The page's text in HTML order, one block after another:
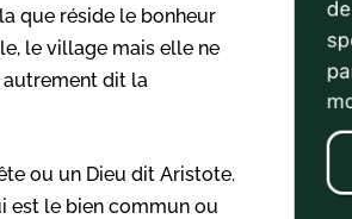
que réside le bonheur
le village mais elle ne
autrement dit la
ou un Dieu dit Aristote.
est le bien commun ou